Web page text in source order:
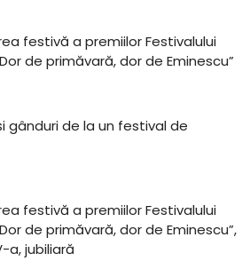
festivă a premiilor Festivalului
de primăvară, dor de Eminescu”
gânduri de la un festival de
festivă a premiilor Festivalului
de primăvară, dor de Eminescu”,
a, jubiliară